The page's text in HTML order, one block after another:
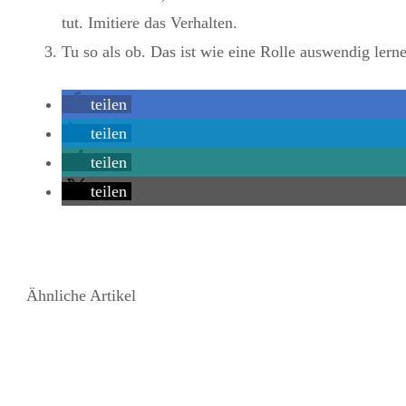
tut. Imitiere das Verhalten.
Tu so als ob. Das ist wie eine Rolle auswendig
teilen
teilen
teilen
teilen
Ähnliche Artikel